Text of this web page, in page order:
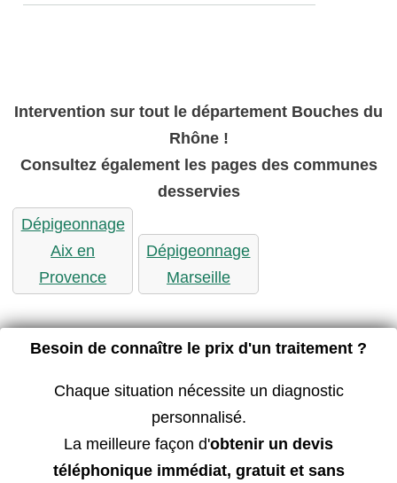
Intervention sur tout le département Bouches du
Rhône !
Consultez également les pages des communes
desservies
Dépigeonnage
Aix en
Provence
Dépigeonnage
Marseille
Besoin de connaître le prix d'un traitement ?
Chaque situation nécessite un diagnostic
personnalisé.
La meilleure façon d'obtenir un devis
téléphonique immédiat, gratuit et sans